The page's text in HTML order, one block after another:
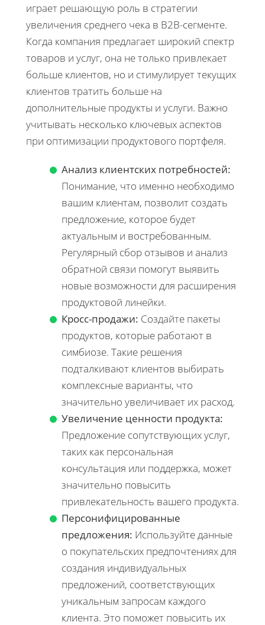
играет решающую роль в стратегии
увеличения среднего чека в B2B-сегменте.
Когда компания предлагает широкий спектр
товаров и услуг, она не только привлекает
больше клиентов, но и стимулирует текущих
клиентов тратить больше на
дополнительные продукты и услуги. Важно
учитывать несколько ключевых аспектов
при оптимизации продуктового портфеля.
Анализ клиентских потребностей:
Понимание, что именно необходимо
вашим клиентам, позволит создать
предложение, которое будет
актуальным и востребованным.
Регулярный сбор отзывов и анализ
обратной связи помогут выявить
новые возможности для расширения
продуктовой линейки.
Кросс-продажи: Создайте пакеты
продуктов, которые работают в
симбиозе. Такие решения
подталкивают клиентов выбирать
комплексные варианты, что
значительно увеличивает их расход.
Увеличение ценности продукта:
Предложение сопутствующих услуг,
таких как персональная
консультация или поддержка, может
значительно повысить
привлекательность вашего продукта.
Персонифицированные
предложения: Используйте данные
о покупательских предпочтениях для
создания индивидуальных
предложений, соответствующих
уникальным запросам каждого
клиента. Это поможет повысить их